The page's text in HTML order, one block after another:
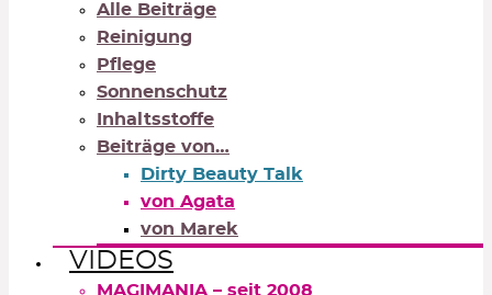
Alle Beiträge
Reinigung
Pflege
Sonnenschutz
Inhaltsstoffe
Beiträge von…
Dirty Beauty Talk
von Agata
von Marek
VIDEOS
MAGIMANIA – seit 2008